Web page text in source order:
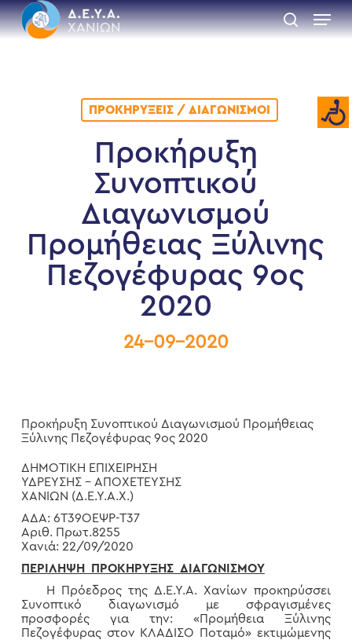
Skip
to
main
search
Menu
ΠΡΟΚΗΡΎΞΕΙΣ / ΔΙΑΓΩΝΙΣΜΟΊ
Προκήρυξη
Συνοπτικού
Διαγωνισμού
Προμήθειας Ξύλινης
Πεζογέφυρας 9ος
2020
24-09-2020
Προκήρυξη Συνοπτικού Διαγωνισμού Προμήθειας
Ξύλινης Πεζογέφυρας 9ος 2020
ΔΗΜΟΤΙΚΗ ΕΠΙΧΕΙΡΗΣΗ
ΥΔΡΕΥΣΗΣ – ΑΠΟΧΕΤΕΥΣΗΣ
ΧΑΝΙΩΝ (Δ.Ε.Υ.Α.Χ.)
ΑΔΑ: 6Τ39ΟΕΨΡ-Τ37
Αριθ. Πρωτ.8255
Χανιά: 22/09/2020
ΠΕΡΙΛΗΨΗ ΠΡΟΚΗΡΥΞΗΣ ΔΙΑΓΩΝΙΣΜΟΥ
Η Πρόεδρος της Δ.Ε.Υ.Α. Χανίων προκηρύσσει
Συνοπτικό διαγωνισμό με σφραγισμένες
προσφορές για την: «Προμήθεια Ξύλινης
Πεζογέφυρας στον ΚΛΑΔΙΣΟ Ποταμό» εκτιμώμενης